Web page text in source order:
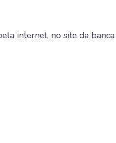
internet, no site da